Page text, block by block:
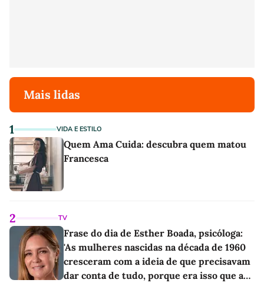
Mais lidas
1 VIDA E ESTILO
Quem Ama Cuida: descubra quem matou
Francesca
2 TV
Frase do dia de Esther Boada, psicóloga:
'As mulheres nascidas na década de 1960
cresceram com a ideia de que precisavam
dar conta de tudo, porque era isso que a